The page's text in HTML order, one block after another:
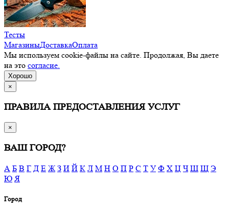
Тесты
МагазиныДоставкаОплата
Мы используем cookie-файлы на сайте. Продолжая, Вы даете
на это согласие.
Хорошо
×
ПРАВИЛА ПРЕДОСТАВЛЕНИЯ УСЛУГ
×
ВАШ ГОРОД?
А Б В Г Д Е Ж З И Й К Л М Н О П Р С Т У Ф Х Ц Ч Ш Щ Э
Ю Я
Город